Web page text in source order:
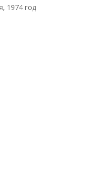
1974 год